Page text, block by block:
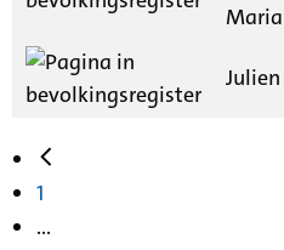
Maria
Julien
1
...